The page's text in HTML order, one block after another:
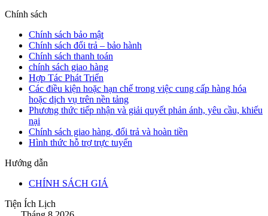
Chính sách
Chính sách bảo mật
Chính sách đổi trả – bảo hành
Chính sách thanh toán
chính sách giao hàng
Hợp Tác Phát Triển
Các điều kiện hoặc hạn chế trong việc cung cấp hàng hóa
hoặc dịch vụ trên nền tảng
Phương thức tiếp nhận và giải quyết phản ánh, yêu cầu, khiếu
nại
Chính sách giao hàng, đổi trả và hoàn tiền
Hình thức hỗ trợ trực tuyến
Hướng dẫn
CHÍNH SÁCH GIÁ
Tiện Ích Lịch